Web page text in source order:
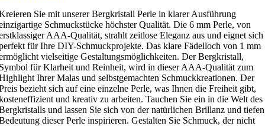
Sie mit unserer Bergkristall Perle in klarer Ausführung
Schmuckstücke höchster Qualität. Die 6 mm Perle, von
AAA-Qualität, strahlt zeitlose Eleganz aus und eignet sich
für Ihre DIY-Schmuckprojekte. Das klare Fädelloch von 1 mm
vielseitige Gestaltungsmöglichkeiten. Der Bergkristall,
für Klarheit und Reinheit, wird in dieser AAA-Qualität zum
Ihrer Malas und selbstgemachten Schmuckkreationen. Der
bezieht sich auf eine einzelne Perle, was Ihnen die Freiheit gibt,
und kreativ zu arbeiten. Tauchen Sie ein in die Welt des
und lassen Sie sich von der natürlichen Brillanz und tiefen
dieser Perle inspirieren. Gestalten Sie Schmuck, der nicht